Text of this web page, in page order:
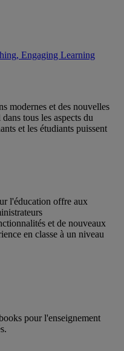
Engaging Learning
modernes et des nouvelles
tous les aspects du
et les étudiants puissent
l'éducation offre aux
et de nouveaux
en classe à un niveau
pour l'enseignement